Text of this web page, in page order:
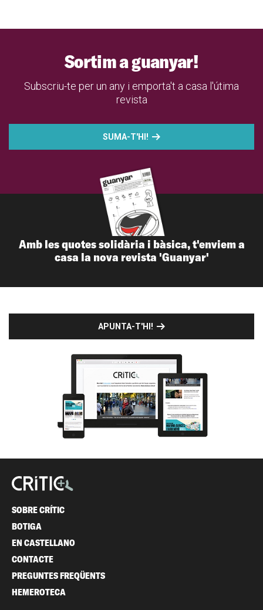
Sortim a guanyar!
Subscriu-te per un any i emporta't a casa l'útima
revista
SUMA-T'HI!
Amb les quotes solidària i bàsica, t'enviem a
casa la nova revista 'Guanyar'
APUNTA-T'HI!
SOBRE CRÍTIC
BOTIGA
EN CASTELLANO
CONTACTE
PREGUNTES FREQÜENTS
HEMEROTECA